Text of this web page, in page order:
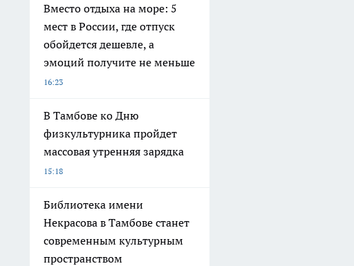
Вместо отдыха на море: 5
мест в России, где отпуск
обойдется дешевле, а
эмоций получите не меньше
16:23
В Тамбове ко Дню
физкультурника пройдет
массовая утренняя зарядка
15:18
Библиотека имени
Некрасова в Тамбове станет
современным культурным
пространством